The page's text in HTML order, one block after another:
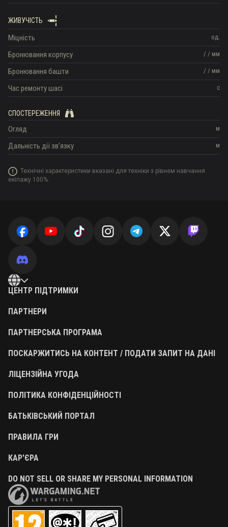
ЖИВУЧІСТЬ
од.
Міцність
/ / мм
Бронювання корпусу
/ / мм
Бронювання башти
с
Час ремонту шасі
СПОСТЕРЕЖЕННЯ
м
Огляд
м
Дальність дії зв’язку
Технічні характеристики вказані для техніки з рівнем навчання
екіпажу 100%.
ЦЕНТР ПІДТРИМКИ
ПАРТНЕРИ
ПАРТНЕРСЬКА ПРОГРАМА
ПОСКАРЖИТИСЬ НА КОНТЕНТ / ПОДАТИ ЗАПИТ НА ДАНІ
ЛІЦЕНЗІЙНА УГОДА
ПОЛІТИКА КОНФІДЕНЦІЙНОСТІ
БАТЬКІВСЬКИЙ ПОРТАЛ
ПРАВИЛА ГРИ
КАР'ЄРА
DO NOT SELL OR SHARE MY PERSONAL INFORMATION